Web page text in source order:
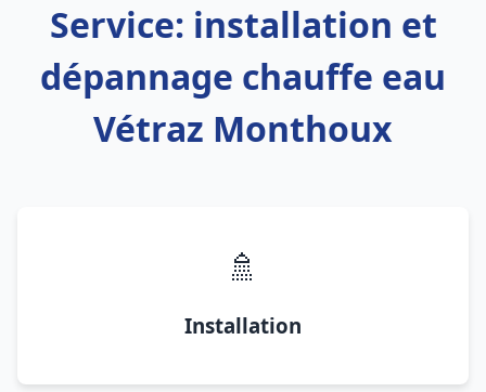
Service: installation et
dépannage chauffe eau
Vétraz Monthoux
🚿
Installation